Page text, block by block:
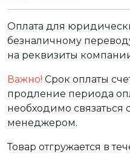
Оплата для
безналичному
на реквизиты
Важно! Срок оплаты
продление периода
необходимо связаться
менеджером.
Товар отгружается в